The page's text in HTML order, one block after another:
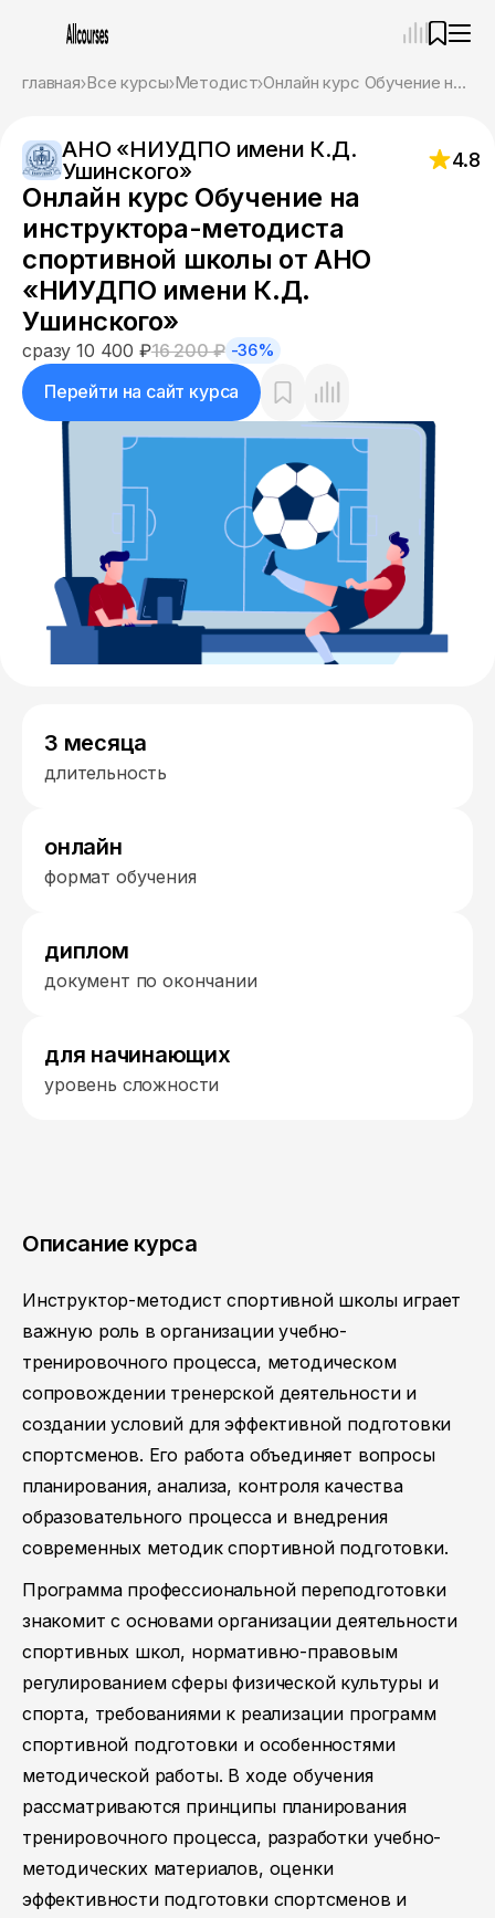
главная Все курсы Методист Онлайн курс Обучение на инструктора-методиста спортивной школы от АНО «НИУДПО имени К.Д. Ушинского»
АНО «НИУДПО имени К.Д.
Ушинского»
4.8
Онлайн курс Обучение на
инструктора-методиста
спортивной школы от АНО
«НИУДПО имени К.Д.
Ушинского»
сразу 10 400 ₽16 200 ₽ -36%
Перейти на сайт курса
3 месяца
длительность
онлайн
формат обучения
диплом
документ по окончании
для начинающих
уровень сложности
Описание курса
Инструктор-методист спортивной школы играет
важную роль в организации учебно-
тренировочного процесса, методическом
сопровождении тренерской деятельности и
создании условий для эффективной подготовки
спортсменов. Его работа объединяет вопросы
планирования, анализа, контроля качества
образовательного процесса и внедрения
современных методик спортивной подготовки.
Программа профессиональной переподготовки
знакомит с основами организации деятельности
спортивных школ, нормативно-правовым
регулированием сферы физической культуры и
спорта, требованиями к реализации программ
спортивной подготовки и особенностями
методической работы. В ходе обучения
рассматриваются принципы планирования
тренировочного процесса, разработки учебно-
методических материалов, оценки
эффективности подготовки спортсменов и
Привет! Я Ваш карьерный навигатор. Подберу
курсы, которые соответствует именно вашим
целям.
Пожалуйста, ответьте на несколько вопросов,
чтобы начать.
Приступим?